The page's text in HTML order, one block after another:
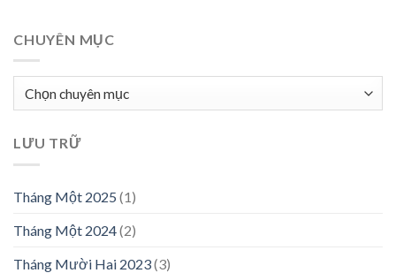
CHUYÊN MỤC
LƯU TRỮ
Tháng Một 2025 (1)
Tháng Một 2024(2)
Tháng Mười Hai 2023(3)